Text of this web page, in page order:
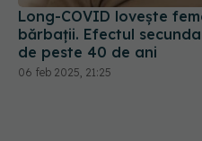
de peste 40 de ani
06 feb 2025, 21:25